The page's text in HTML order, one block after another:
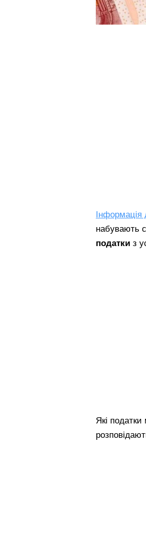
Інформація
набувають
податки з
Які